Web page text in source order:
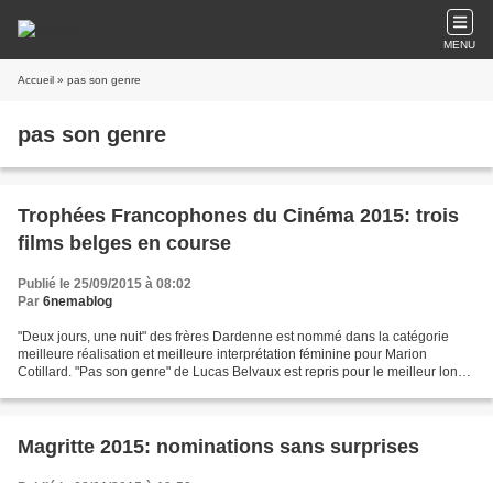
MENU
Accueil » pas son genre
pas son genre
Trophées Francophones du Cinéma 2015: trois
films belges en course
Publié le 25/09/2015 à 08:02
Par 6nemablog
"Deux jours, une nuit" des frères Dardenne est nommé dans la catégorie
meilleure réalisation et meilleure interprétation féminine pour Marion
Cotillard. "Pas son genre" de Lucas Belvaux est repris pour le meilleur long
Magritte 2015: nominations sans surprises